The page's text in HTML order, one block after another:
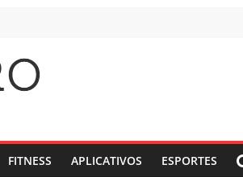
FITNESS APLICATIVOS ESPORTES